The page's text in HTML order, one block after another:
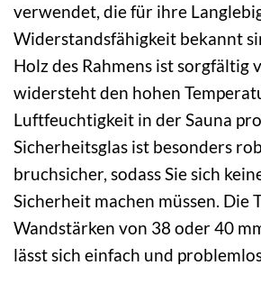
verwendet, die für ihre
Widerstandsfähigkeit bekannt
Holz des Rahmens ist sorgfältig
widersteht den hohen
Luftfeuchtigkeit in der Sauna
Sicherheitsglas ist besonders
bruchsicher, sodass Sie sich
Sicherheit machen müssen. Die
Wandstärken von 38 oder 40
lässt sich einfach und